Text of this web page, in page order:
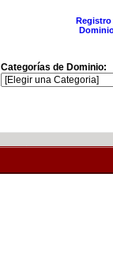
Categorías de Dominio: